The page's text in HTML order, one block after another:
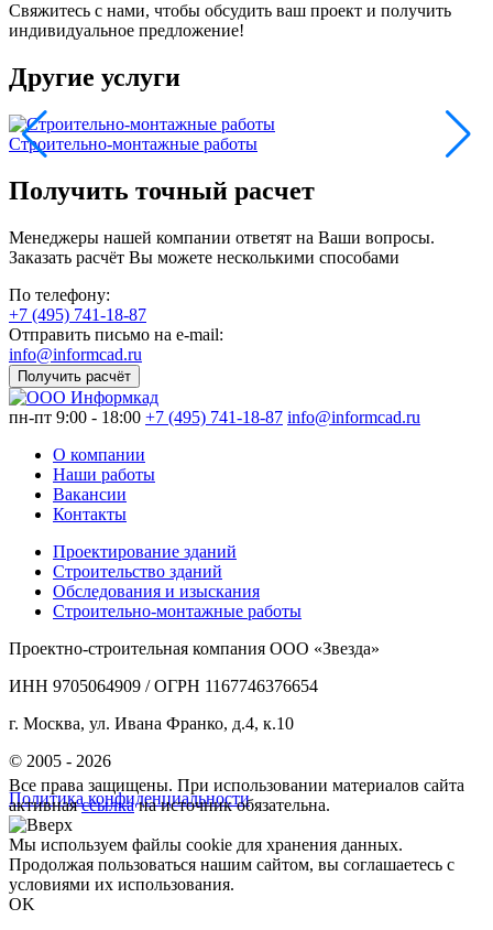
Свяжитесь с нами, чтобы обсудить ваш проект и получить
индивидуальное предложение!
Другие услуги
Строительно-монтажные работы
Получить точный расчет
Менеджеры нашей компании ответят на Ваши вопросы.
Заказать расчёт Вы можете несколькими способами
По телефону:
+7 (495) 741-18-87
Отправить письмо на e-mail:
info@informcad.ru
Получить расчёт
пн-пт 9:00 - 18:00 +7 (495) 741-18-87 info@informcad.ru
О компании
Наши работы
Вакансии
Контакты
Проектирование зданий
Строительство зданий
Обследования и изыскания
Строительно-монтажные работы
Проектно-строительная компания ООО «Звезда»
ИНН 9705064909 / ОГРН 1167746376654
г. Москва, ул. Ивана Франко, д.4, к.10
© 2005 - 2026
Политика конфиденциальности
Все права защищены. При использовании материалов сайта
активнаяссылкана источник обязательна.
Мы используем файлы cookie для хранения данных.
Продолжая пользоваться нашим сайтом, вы соглашаетесь с
условиями их использования.
OK